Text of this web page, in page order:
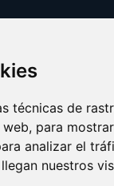
técnicas de
web, para
analizar el
nuestros